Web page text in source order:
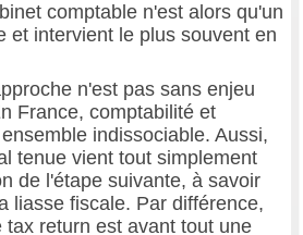
comptable n'est alors qu'un
et intervient le plus souvent en
n'est pas sans enjeu
France, comptabilité et
indissociable. Aussi,
tenue vient tout simplement
de l'étape suivante, à savoir
liasse fiscale. Par différence,
return est avant tout une